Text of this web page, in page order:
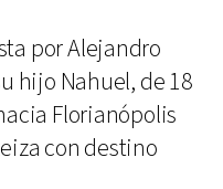
por Alejandro
hijo Nahuel, de 18
Florianópolis
con destino